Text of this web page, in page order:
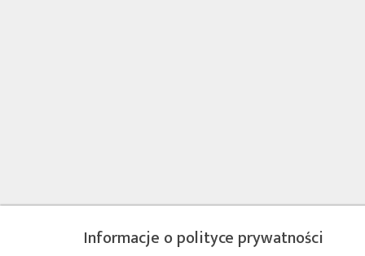
Informacje o polityce prywatności